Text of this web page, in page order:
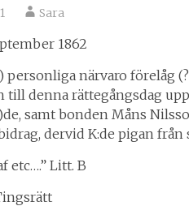
Sara
1862
personliga närvaro förelåg
till denna rättegångsdag
samt bonden Måns
dervid K:de pigan från
etc….” Litt. B